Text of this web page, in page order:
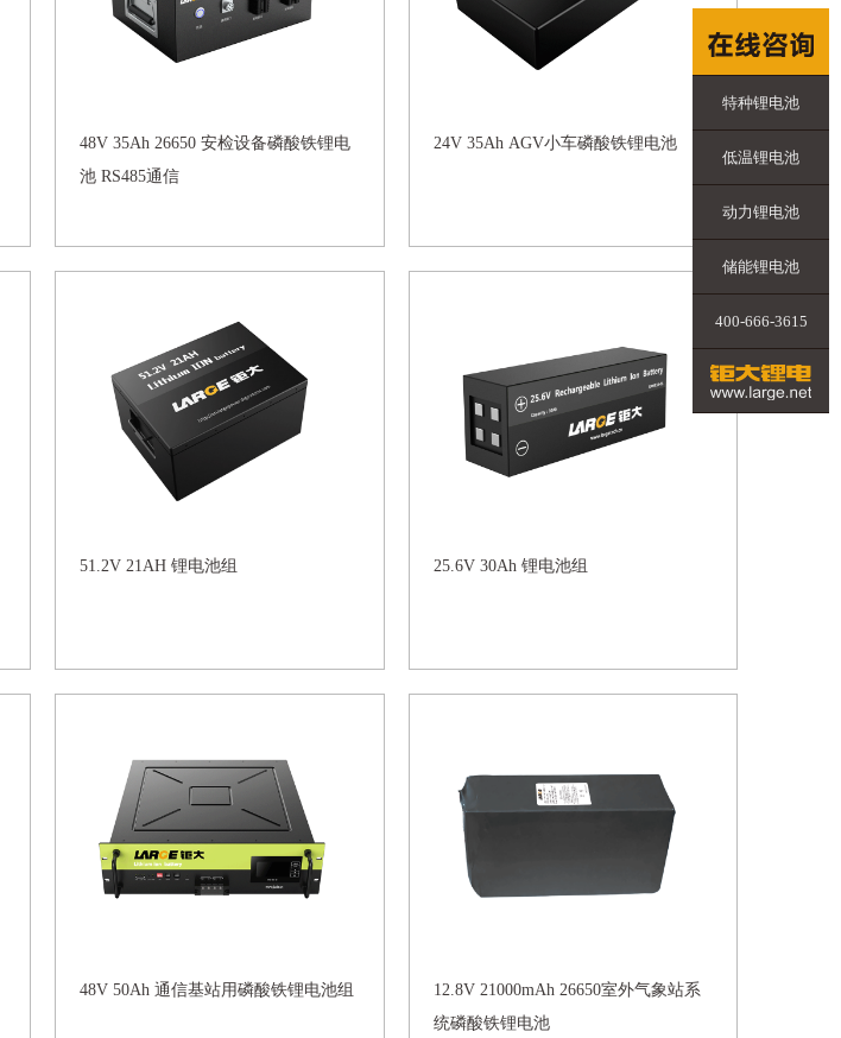
48V 35Ah 26650 安检设备磷酸铁锂电
池 RS485通信
24V 35Ah AGV小车磷酸铁锂电池
51.2V 21AH 锂电池组 25.6V 30Ah 锂电池组
48V 50Ah 通信基站用磷酸铁锂电池组
12.8V 21000mAh 26650室外气象站系
统磷酸铁锂电池
特种锂电池
低温锂电池
动力锂电池
储能锂电池
400-666-3615